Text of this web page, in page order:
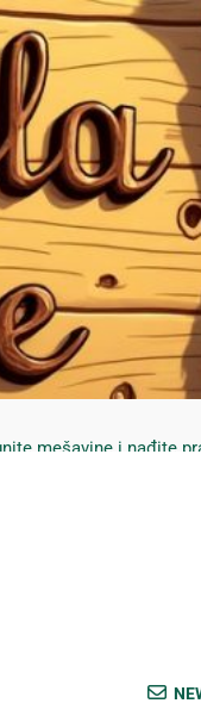
kupus bez
bez prašine i novih
mešavine i nađite
bez prašine i novih
mešavine i nađite
do Mačkovog kamena